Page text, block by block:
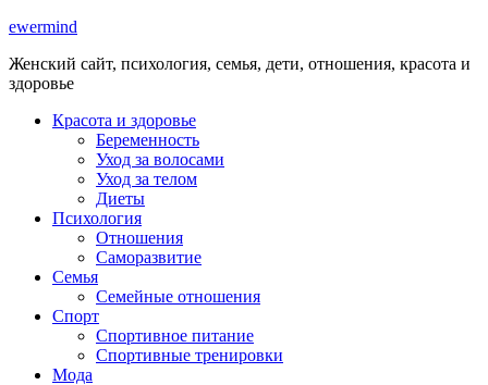
ewermind
Женский сайт, психология, семья, дети, отношения, красота и
здоровье
Красота и здоровье
Беременность
Уход за волосами
Уход за телом
Диеты
Психология
Отношения
Саморазвитие
Семья
Семейные отношения
Спорт
Спортивное питание
Спортивные тренировки
Мода